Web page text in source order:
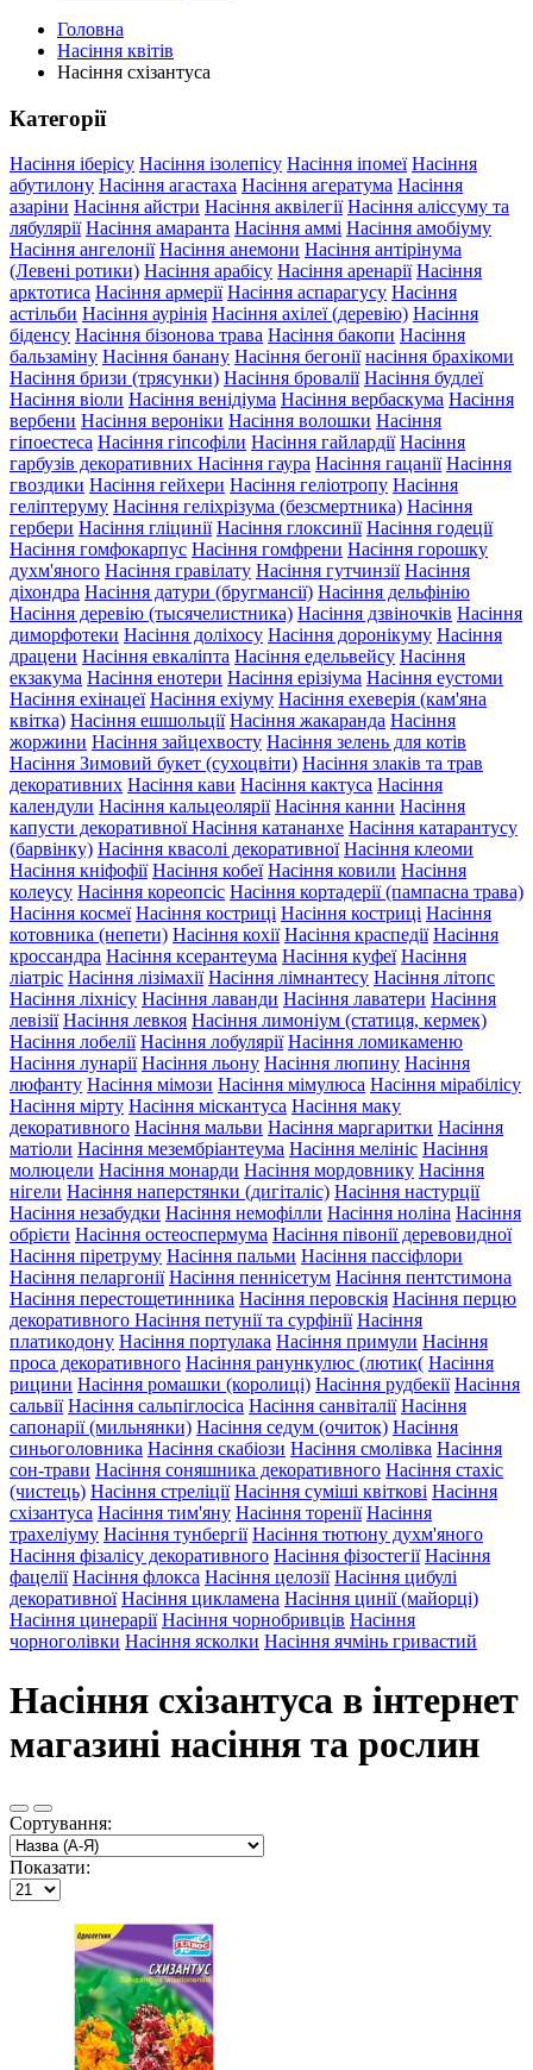
Головна
Насіння квітів
Насіння схізантуса
Категорії
Насіння іберісу Насіння ізолепісу Насіння іпомеї Насіння
абутилону Насіння агастаха Насіння агератума Насіння
азаріни Насіння айстри Насіння аквілегії Насіння аліссуму та
лябулярії Насіння амаранта Насіння аммі Насіння амобіуму
Насіння ангелонії Насіння анемони Насіння антірінума
(Левені ротики) Насіння арабісу Насіння аренарії Насіння
арктотиса Насіння армерії Насіння аспарагусу Насіння
астільби Насіння аурінія Насіння ахілеї (деревію) Насіння
біденсу Насіння бізонова трава Насіння бакопи Насіння
бальзаміну Насіння банану Насіння бегонії насіння брахікоми
Насіння бризи (трясунки) Насіння бровалії Насіння будлеї
Насіння віоли Насіння венідіума Насіння вербаскума Насіння
вербени Насіння вероніки Насіння волошки Насіння
гіпоестеса Насіння гіпсофіли Насіння гайлардії Насіння
гарбузів декоративних Насіння гаура Насіння гацанії Насіння
гвоздики Насіння гейхери Насіння геліотропу Насіння
геліптеруму Насіння геліхрізума (безсмертника) Насіння
гербери Насіння гліцинії Насіння глоксинії Насіння годеції
Насіння гомфокарпус Насіння гомфрени Насіння горошку
духм'яного Насіння гравілату Насіння гутчинзії Насіння
діхондра Насіння датури (бругмансії) Насіння дельфінію
Насіння деревію (тысячелистника) Насіння дзвіночків Насіння
диморфотеки Насіння доліхосу Насіння доронікуму Насіння
драцени Насіння евкаліпта Насіння едельвейсу Насіння
екзакума Насіння енотери Насіння ерізіума Насіння еустоми
Насіння ехінацеї Насіння ехіуму Насіння ехеверія (кам'яна
квітка) Насіння ешшольції Насіння жакаранда Насіння
жоржини Насіння зайцехвосту Насіння зелень для котів
Насіння Зимовий букет (сухоцвіти) Насіння злаків та трав
декоративних Насіння кави Насіння кактуса Насіння
календули Насіння кальцеолярії Насіння канни Насіння
капусти декоративноїНасіння катананхе Насіння катарантусу
(барвінку) Насіння квасолі декоративної Насіння клеоми
Насіння кніфофії Насіння кобеї Насіння ковили Насіння
колеусу Насіння кореопсіс Насіння кортадерії (пампасна трава)
Насіння космеї Насіння костриці Насіння костриці Насіння
котовника (непети) Насіння кохії Насіння краспедії Насіння
кроссандра Насіння ксерантеума Насіння куфеї Насіння
ліатріс Насіння лізімахії Насіння лімнантесу Насіння літопс
Насіння ліхнісу Насіння лаванди Насіння лаватери Насіння
левізії Насіння левкоя Насіння лимоніум (статиця, кермек)
Насіння лобелії Насіння лобулярії Насіння ломикаменю
Насіння лунарії Насіння льону Насіння люпину Насіння
люфанту Насіння мімози Насіння мімулюса Насіння мірабілісу
Насіння мірту Насіння міскантуса Насіння маку
декоративного Насіння мальви Насіння маргаритки Насіння
матіоли Насіння мезембріантеума Насіння мелініс Насіння
молюцели Насіння монарди Насіння мордовнику Насіння
нігели Насіння наперстянки (дигіталіс) Насіння настурції
Насіння незабудки Насіння немофілли Насіння ноліна Насіння
обрієти Насіння остеоспермума Насіння півонії деревовидної
Насіння піретруму Насіння пальми Насіння пассіфлори
Насіння пеларгонії Насіння пеннісетум Насіння пентстимона
Насіння перестощетинника Насіння перовскія Насіння перцю
декоративного Насіння петунії та сурфінії Насіння
платикодону Насіння портулака Насіння примули Насіння
проса декоративного Насіння ранункулюс (лютик( Насіння
рицини Насіння ромашки (королиці) Насіння рудбекії Насіння
сальвії Насіння сальпіглосіса Насіння санвіталії Насіння
сапонарії (мильнянки) Насіння седум (очиток) Насіння
синьоголовника Насіння скабіози Насіння смолівка Насіння
сон-трави Насіння соняшника декоративного Насіння стахіс
(чистець) Насіння стреліції Насіння суміші квіткові Насіння
схізантуса Насіння тим'яну Насіння торенії Насіння
трахеліуму Насіння тунбергії Насіння тютюну духм'яного
Насіння фізалісу декоративного Насіння фізостегії Насіння
фацелії Насіння флокса Насіння целозії Насіння цибулі
декоративної Насіння цикламена Насіння цинії (майорці)
Насіння цинерарії Насіння чорнобривців Насіння
чорноголівки Насіння ясколки Насіння ячмінь гривастий
Насіння схізантуса в інтернет
магазині насіння та рослин
Сортування:
Показати: